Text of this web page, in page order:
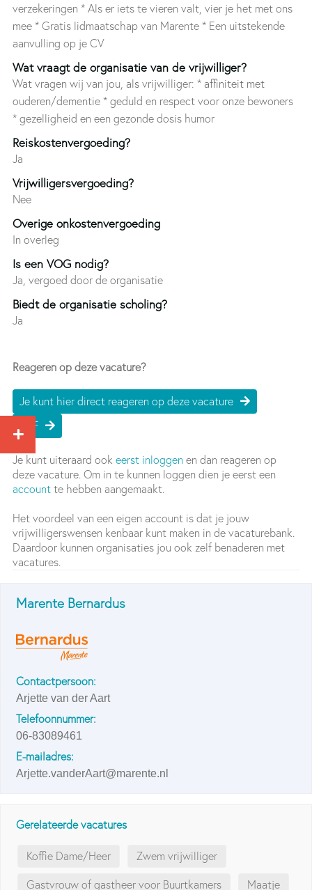
verzekeringen * Als er iets te vieren valt, vier je het met ons
mee * Gratis lidmaatschap van Marente * Een uitstekende
aanvulling op je CV
Wat vraagt de organisatie van de vrijwilliger?
Wat vragen wij van jou, als vrijwilliger: * affiniteit met
ouderen/dementie * geduld en respect voor onze bewoners
* gezelligheid en een gezonde dosis humor
Reiskostenvergoeding?
Ja
Vrijwilligersvergoeding?
Nee
Overige onkostenvergoeding
In overleg
Is een VOG nodig?
Ja, vergoed door de organisatie
Biedt de organisatie scholing?
Ja
Reageren op deze vacature?
Je kunt hier direct reageren op deze vacature
PDF
Je kunt uiteraard ook eerst inloggenen dan reageren op
deze vacature. Om in te kunnen loggen dien je eerst een
accountte hebben aangemaakt.
Het voordeel van een eigen account is dat je jouw
vrijwilligerswensen kenbaar kunt maken in de vacaturebank.
Daardoor kunnen organisaties jou ook zelf benaderen met
vacatures.
Marente Bernardus
Contactpersoon:
Arjette van der Aart
Telefoonnummer:
06-83089461
E-mailadres:
Arjette.vanderAart@marente.nl
Gerelateerde vacatures
Koffie Dame/Heer Zwem vrijwilliger
Gastvrouw of gastheer voor Buurtkamers Maatje